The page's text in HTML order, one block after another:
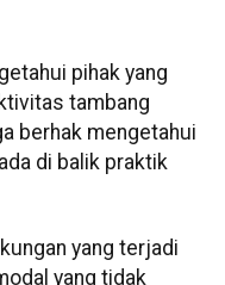
pihak yang
tambang
berhak mengetahui
di balik praktik
yang terjadi
yang tidak